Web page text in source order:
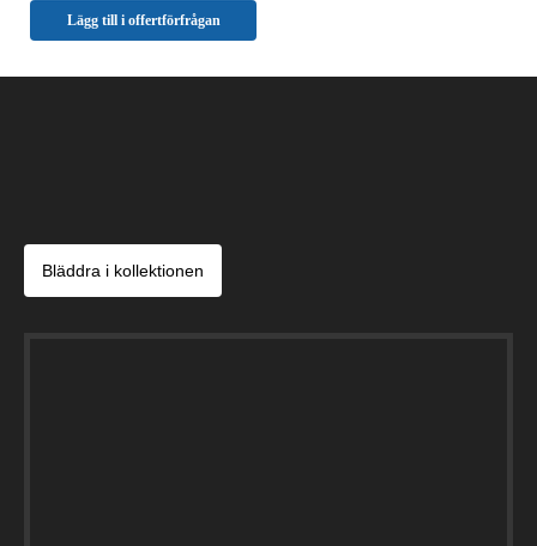
Lägg till i offertförfrågan
Bläddra i kollektionen